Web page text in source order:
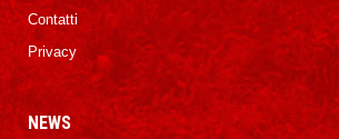
Contatti
Privacy
NEWS